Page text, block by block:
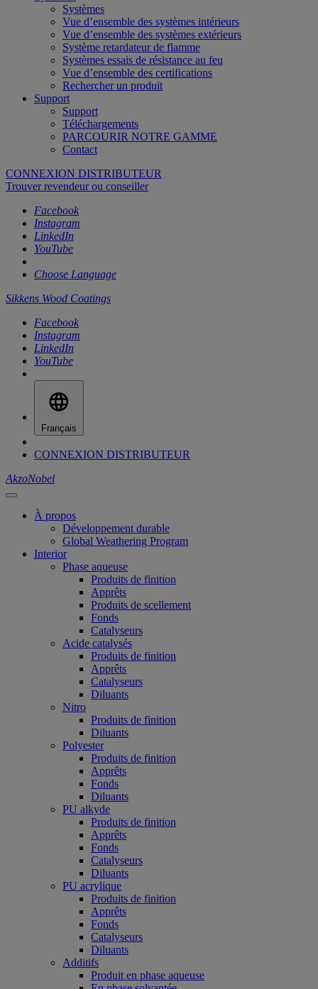
Systèmes
Vue d’ensemble des systèmes intérieurs
Vue d’ensemble des systèmes extérieurs
Système retardateur de flamme
Systèmes essais de résistance au feu
Vue d’ensemble des certifications
Rechercher un produit
Support
Support
Téléchargements
PARCOURIR NOTRE GAMME
Contact
CONNEXION DISTRIBUTEUR
Trouver revendeur ou conseiller
Facebook
Instagram
LinkedIn
YouTube
Choose Language
Sikkens Wood Coatings
Facebook
Instagram
LinkedIn
YouTube
Français
CONNEXION DISTRIBUTEUR
AkzoNobel
À propos
Développement durable
Global Weathering Program
Interior
Phase aqueuse
Produits de finition
Apprêts
Produits de scellement
Fonds
Catalyseurs
Acide catalysés
Produits de finition
Apprêts
Catalyseurs
Diluants
Nitro
Produits de finition
Diluants
Polyester
Produits de finition
Apprêts
Fonds
Diluants
PU alkyde
Produits de finition
Apprêts
Fonds
Catalyseurs
Diluants
PU acrylique
Produits de finition
Apprêts
Fonds
Catalyseurs
Diluants
Additifs
Produit en phase aqueuse